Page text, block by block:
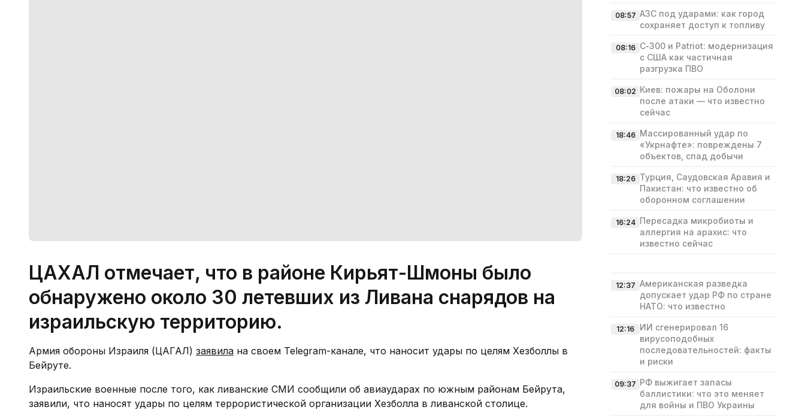
ЦАХАЛ отмечает, что в районе Кирьят-Шмоны было
обнаружено около 30 летевших из Ливана снарядов на
израильскую территорию.
Армия обороны Израиля (ЦАГАЛ) заявила на своем Telegram-канале, что наносит удары по целям Хезболлы в
Бейруте.
Израильские военные после того, как ливанские СМИ сообщили об авиаударах по южным районам Бейрута,
заявили, что наносят удары по целям террористической организации Хезболла в ливанской столице.
08:57 АЗС под ударами: как город
сохраняет доступ к топливу
08:16 С‑300 и Patriot: модернизация
с США как частичная
разгрузка ПВО
08:02 Киев: пожары на Оболони
после атаки — что известно
сейчас
18:46 Массированный удар по
«Укрнафте»: повреждены 7
объектов, спад добычи
18:26 Турция, Саудовская Аравия и
Пакистан: что известно об
оборонном соглашении
16:24 Пересадка микробиоты и
аллергия на арахис: что
известно сейчас
12:37 Американская разведка
допускает удар РФ по стране
НАТО: что известно
12:16
ИИ сгенерировал 16
вирусоподобных
последовательностей: факты
и риски
09:37 РФ выжигает запасы
баллистики: что это меняет
для войны и ПВО Украины